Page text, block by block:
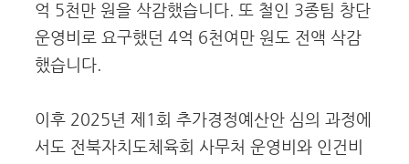
억 5천만 원을 삭감했습니다. 또 철인 3종팀 창단
운영비로 요구했던 4억 6천여만 원도 전액 삭감
했습니다.
이후 2025년 제1회 추가경정예산안 심의 과정에
서도 전북자치도체육회 사무처 운영비와 인건비